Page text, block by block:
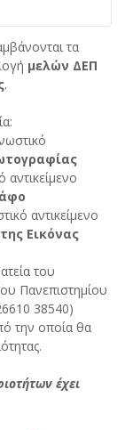
τα
μελών ΔΕΠ
.
αντικείμενο
Εικόνας
του
Πανεπιστημίου
38540)
την οποία θα
έχει